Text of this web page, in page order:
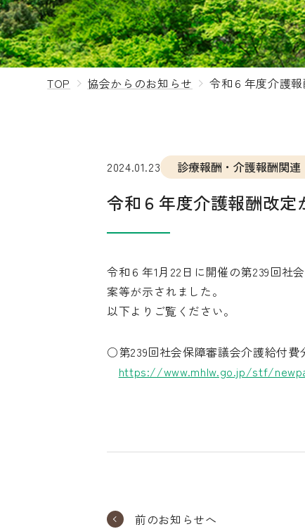
TOP 協会からのお知らせ 令和６年度介護
2024.01.23 診療報酬・介護報酬関連
令和６年度介護報酬改定
令和６年1月22日に開催の第239回社
案等が示されました。
以下よりご覧ください。
○第239回社会保障審議会介護給付費
https://www.mhlw.go.jp/stf/
前のお知らせへ